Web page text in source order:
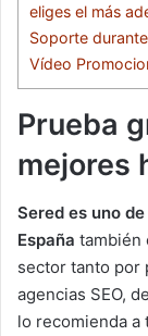
eliges el más
Soporte
Vídeo
Prueba
mejores
Sered es uno
España también
sector tanto por
agencias SEO,
lo recomienda a